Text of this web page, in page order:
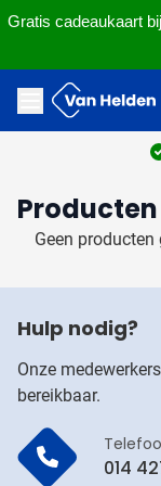
Gratis cadeaukaart
Ga naar de inhoud
Menu openen
Geen producten
Hulp nodig?
Onze
bereikbaar.
014